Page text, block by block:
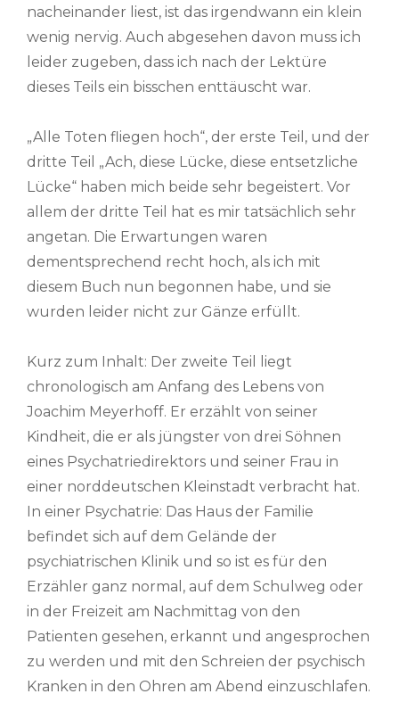
nacheinander liest, ist das irgendwann ein klein
wenig nervig. Auch abgesehen davon muss ich
leider zugeben, dass ich nach der Lektüre
dieses Teils ein bisschen enttäuscht war.
„Alle Toten fliegen hoch“, der erste Teil, und der
dritte Teil „Ach, diese Lücke, diese entsetzliche
Lücke“ haben mich beide sehr begeistert. Vor
allem der dritte Teil hat es mir tatsächlich sehr
angetan. Die Erwartungen waren
dementsprechend recht hoch, als ich mit
diesem Buch nun begonnen habe, und sie
wurden leider nicht zur Gänze erfüllt.
Kurz zum Inhalt: Der zweite Teil liegt
chronologisch am Anfang des Lebens von
Joachim Meyerhoff. Er erzählt von seiner
Kindheit, die er als jüngster von drei Söhnen
eines Psychatriedirektors und seiner Frau in
einer norddeutschen Kleinstadt verbracht hat.
In einer Psychatrie: Das Haus der Familie
befindet sich auf dem Gelände der
psychiatrischen Klinik und so ist es für den
Erzähler ganz normal, auf dem Schulweg oder
in der Freizeit am Nachmittag von den
Patienten gesehen, erkannt und angesprochen
zu werden und mit den Schreien der psychisch
Kranken in den Ohren am Abend einzuschlafen.